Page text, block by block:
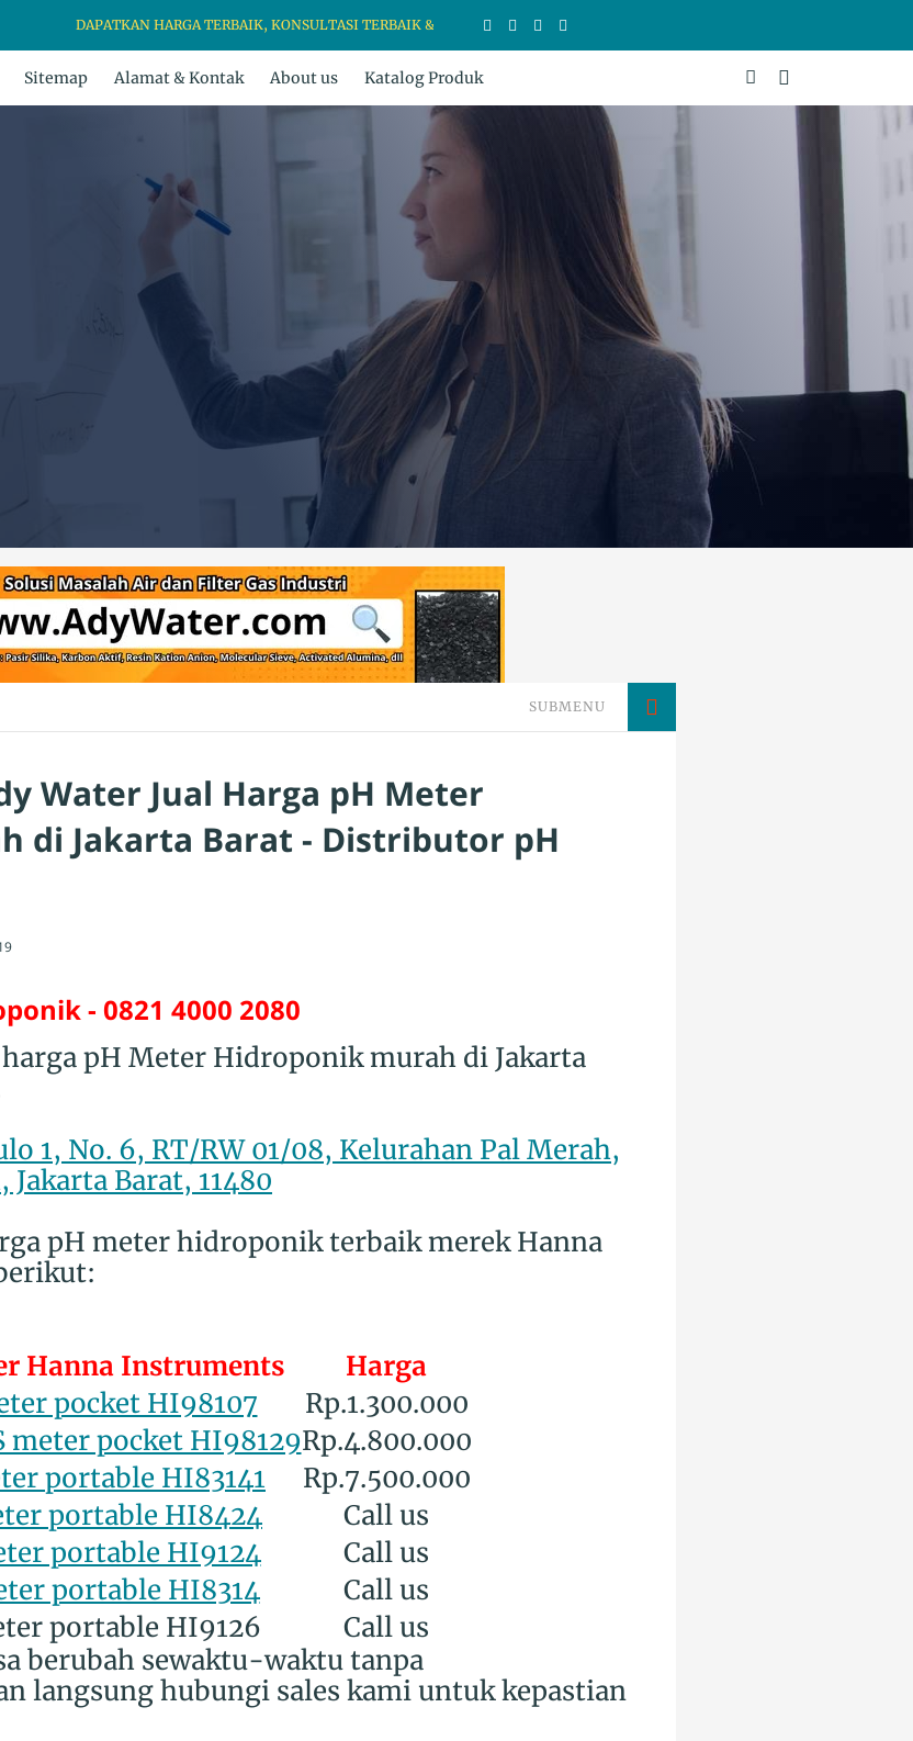
DAPATKAN HARGA TERBAIK, KONSULTASI TERBAIK & KEAMANAN PRODUK DI SINI
Sitemap Alamat & Kontak About us Katalog Produk
SUBMENU
Water Jual Harga pH Meter
di Jakarta Barat - Distributor pH
- 0821 4000 2080
pH Meter Hidroponik murah di Jakarta
1, No. 6, RT/RW 01/08, Kelurahan Pal Merah,
Barat, 11480
pH meter hidroponik terbaik merekHanna
Hanna Instruments
Harga
pocket HI98107
Rp.1.300.000
meter pocket HI98129Rp.4.800.000
portable HI83141
Rp.7.500.000
portable HI8424
Call us
portable HI9124
Call us
portable HI8314
Call us
portable HI9126
Call us
berubah sewaktu-waktu tanpa
langsung hubungi sales kami untuk kepastian